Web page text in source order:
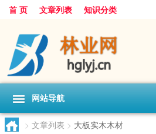
首 页 文章列表 知识分类
网站导航
> 文章列表 > 大板实木木材